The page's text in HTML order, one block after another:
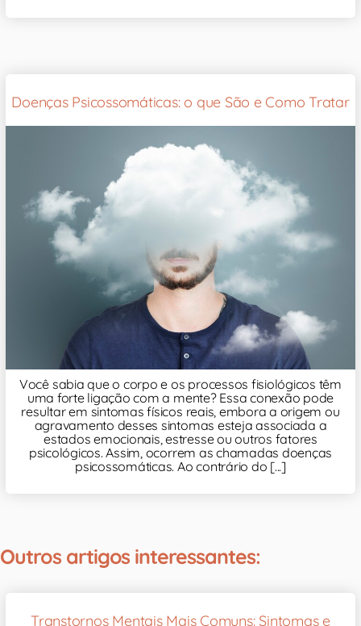
Doenças Psicossomáticas: o que São e Como Tratar
Você sabia que o corpo e os processos fisiológicos têm
uma forte ligação com a mente? Essa conexão pode
resultar em sintomas físicos reais, embora a origem ou
agravamento desses sintomas esteja associada a
estados emocionais, estresse ou outros fatores
psicológicos. Assim, ocorrem as chamadas doenças
psicossomáticas. Ao contrário do [...]
Outros artigos interessantes:
Transtornos Mentais Mais Comuns: Sintomas e